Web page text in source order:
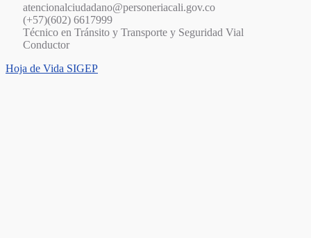
atencionalciudadano@personeriacali.gov.co
(+57)(602) 6617999
Técnico en Tránsito y Transporte y Seguridad Vial
Conductor
Hoja de Vida SIGEP